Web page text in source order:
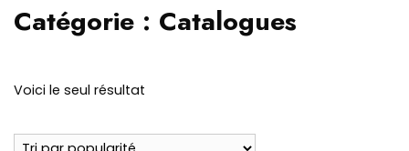
Catégorie : Catalogues
Voici le seul résultat